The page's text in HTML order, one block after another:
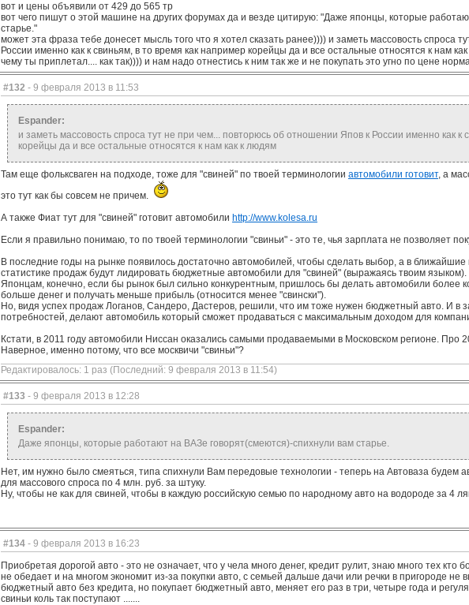
вот и цены объявили от 429 до 565 тр
вот чего пишут о этой машине на других форумах да и везде цитирую: "Даже японцы, которые
старье."
может эта фраза тебе донесет мысль того что я хотел сказать ранее)))) и заметь массовость спроса
России именно как к свиньям, в то время как например корейцы да и все остальные относятся к нам
чему ты приплетал.... как так)))) и нам надо отнестись к ним так же и не покупать это угно по цене
#132 - 9 февраля 2013 в 11:53
Espander:
и заметь массовость спроса тут не при чем... повторюсь об отношении Япов к России именно как к
корейцы да и все остальные относятся к нам как к людям
Там еще фольксваген на подходе, тоже для "свиней" по твоей терминологии автомобили готовит, а
это тут как бы совсем не причем.
А также Фиат тут для "свиней" готовит автомобили http://www.kolesa.ru
Если я правильно понимаю, то по твоей терминологии "свиньи" - это те, чья зарплата не позволяет
В последние годы на рынке появилось достаточно автомобилей, чтобы сделать выбор, а в ближайшие
статистике продаж будут лидировать бюджетные автомобили для "свиней" (выражаясь твоим языком).
Японцам, конечно, если бы рынок был сильно конкурентным, пришлось бы делать автомобили более
больше денег и получать меньше прибыль (относится менее "свински").
Но, видя успех продаж Логанов, Сандеро, Дастеров, решили, что им тоже нужен бюджетный авто. И в
потребностей, делают автомобиль который сможет продаваться с максимальным доходом для
Кстати, в 2011 году автомобили Ниссан оказались самыми продаваемыми в Московском регионе. Про
Наверное, именно потому, что все москвичи "свиньи"?
Редактировалось: 1 раз (Последний: 9 февраля 2013 в 11:54)
#133 - 9 февраля 2013 в 12:28
Espander:
Даже японцы, которые работают на ВАЗе говорят(смеются)-спихнули вам старье.
Нет, им нужно было смеяться, типа спихнули Вам передовые технологии - теперь на Автоваза будем
для массового спроса по 4 млн. руб. за штуку.
Ну, чтобы не как для свиней, чтобы в каждую российскую семью по народному авто на водороде за 4
#134 - 9 февраля 2013 в 16:23
Приобретая дорогой авто - это не означает, что у чела много денег, кредит рулит, знаю много тех
не обедает и на многом экономит из-за покупки авто, с семьей дальше дачи или речки в пригороде не
бюджетный авто без кредита, но покупает бюджетный авто, меняет его раз в три, четыре года и
свиньи коль так поступают .......